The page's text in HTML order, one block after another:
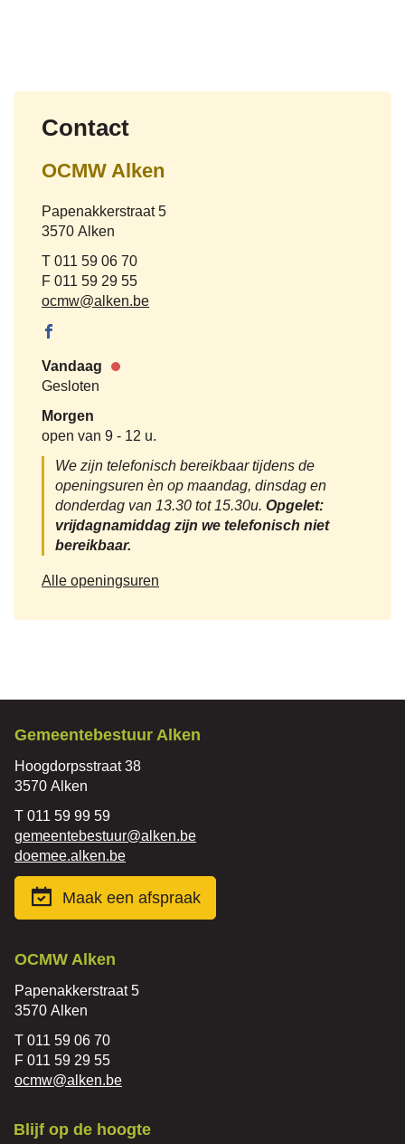
Contact
OCMW Alken
Adres
Papenakkerstraat 5
,3570 Alken
Tel.011 59 06 70
Fax011 59 29 55
E-
ocmw@alken.be
Facebook
Alken
Vandaag
Nu
Gesloten
Morgen
open van 9 - 12 u.
We zijn telefonisch bereikbaar tijdens de
openingsuren èn op maandag, dinsdag en
donderdag van 13.30 tot 15.30u. Opgelet:
vrijdagnamiddag zijn we telefonisch niet
bereikbaar.
Alle openingsuren
Contact
Gemeentebestuur Alken
Adres
Hoogdorpsstraat 38
,3570 Alken
Tel.011 59 99 59
E-
mail
gemeentebestuur@alken.be
Website
doemee.alken.be
Maak een afspraak
Contact
OCMW Alken
Adres
Papenakkerstraat 5
,3570 Alken
Tel.011 59 06 70
Fax011 59 29 55
E-
ocmw@alken.be
Blijf op de hoogte